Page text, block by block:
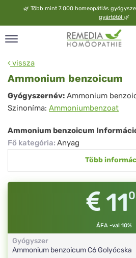
🌿 Több mint 7.000 homeopátiás
gyártótól 🌿
vissza
Ammonium benzoicum
Ammonium
benzoicum
Gyógyszernév: Ammonium
Szinoníma: Ammoniumbenzoat
Ammonium benzoicum
Fő kategória: Anyag
Több
11
ÁFA -val 10%
Gyógyszer
Ammonium benzoicumC6Golyócska